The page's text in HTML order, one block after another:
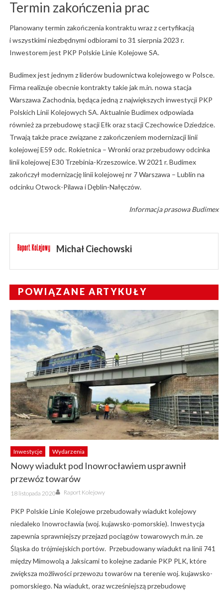
Termin zakończenia prac
Planowany termin zakończenia kontraktu wraz z certyfikacją
i wszystkimi niezbędnymi odbiorami to 31 sierpnia 2023 r.
Inwestorem jest PKP Polskie Linie Kolejowe SA.
Budimex jest jednym z liderów budownictwa kolejowego w Polsce.
Firma realizuje obecnie kontrakty takie jak m.in. nowa stacja
Warszawa Zachodnia, będąca jedną z największych inwestycji PKP
Polskich Linii Kolejowych SA. Aktualnie Budimex odpowiada
również za przebudowę stacji Ełk oraz stacji Czechowice Dziedzice.
Trwają także prace związane z zakończeniem modernizacji linii
kolejowej E59 odc. Rokietnica – Wronki oraz przebudowy odcinka
linii kolejowej E30 Trzebinia-Krzeszowice. W 2021 r. Budimex
zakończył modernizację linii kolejowej nr 7 Warszawa – Lublin na
odcinku Otwock-Pilawa i Dęblin-Nałęczów.
Informacja prasowa Budimex
Michał Ciechowski
POWIĄZANE ARTYKUŁY
Inwestycje Wydarzenia
Nowy wiadukt pod Inowrocławiem usprawnił
przewóz towarów
Posted
on
18 listopada 2020 Author
Raport Kolejowy
PKP Polskie Linie Kolejowe przebudowały wiadukt kolejowy
niedaleko Inowrocławia (woj. kujawsko-pomorskie). Inwestycja
zapewnia sprawniejszy przejazd pociągów towarowych m.in. ze
Śląska do trójmiejskich portów. Przebudowany wiadukt na linii 741
między Mimowolą a Jaksicami to kolejne zadanie PKP PLK, które
zwiększa możliwości przewozu towarów na terenie woj. kujawsko-
pomorskiego. Na wiadukt, oraz wcześniejszą przebudowę